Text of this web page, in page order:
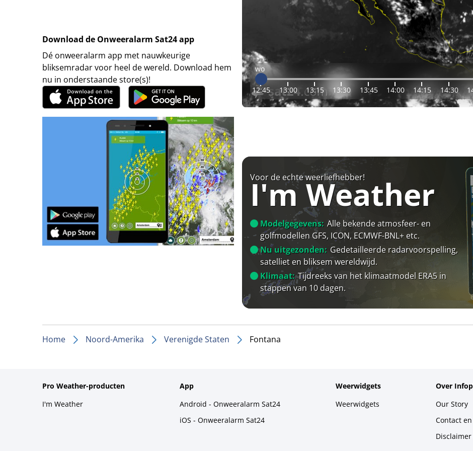
Download de Onweeralarm Sat24 app
Dé onweeralarm app met nauwkeurige
bliksemradar voor heel de wereld. Download hem
nu in onderstaande store(s)!
wo
12:45 13:00 13:15 13:30 13:45 14:00 14:15 14:30
Voor de echte weerliefhebber!
I'm Weather
Modelgegevens: Alle bekende atmosfeer- en
golfmodellen GFS, ICON, ECMWF-BNL+ etc.
Nu uitgezonden: Gedetailleerde radarvoorspelling,
satelliet en bliksem wereldwijd.
Klimaat: Tijdreeks van het klimaatmodel ERA5 in
stappen van 10 dagen.
Home Noord-Amerika Verenigde Staten Fontana
Pro Weather-producten
I'm Weather
App
Android - Onweeralarm Sat24
iOS - Onweeralarm Sat24
Weerwidgets
Weerwidgets
Over
Our Story
Contact